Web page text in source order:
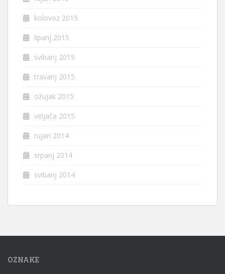
kolovoz 2015
lipanj 2015
svibanj 2015
travanj 2015
ožujak 2015
veljača 2015
rujan 2014
srpanj 2014
svibanj 2014
OZNAKE